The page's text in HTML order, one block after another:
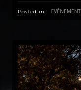
Posted in: EVÉNEMENT